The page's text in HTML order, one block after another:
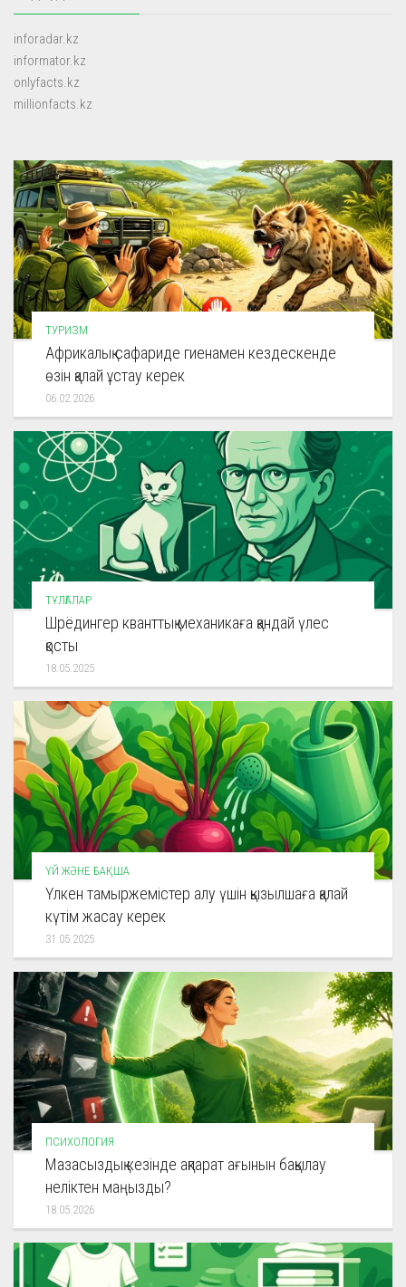
inforadar.kz
informator.kz
onlyfacts.kz
millionfacts.kz
ТУРИЗМ
Африкалық сафариде гиенамен кездескенде
өзін қалай ұстау керек
06.02.2026
ТҰЛҒАЛАР
Шрёдингер кванттық механикаға қандай үлес
қосты
18.05.2025
ҮЙ ЖӘНЕ БАҚША
Үлкен тамыржемістер алу үшін қызылшаға қалай
күтім жасау керек
31.05.2025
ПСИХОЛОГИЯ
Мазасыздық кезінде ақпарат ағынын бақылау
неліктен маңызды?
18.05.2026